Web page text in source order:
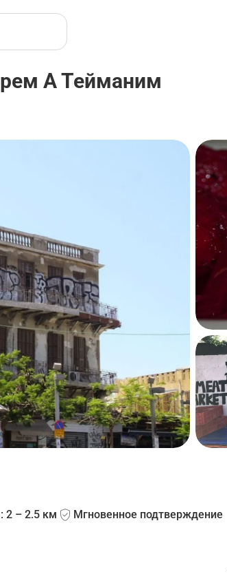
А Тейманим
2 – 2.5 км
Мгновенное подтверждение